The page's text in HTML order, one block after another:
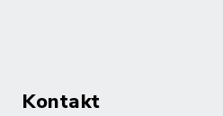
Kontakt